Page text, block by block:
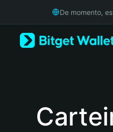
Русский
De momento,